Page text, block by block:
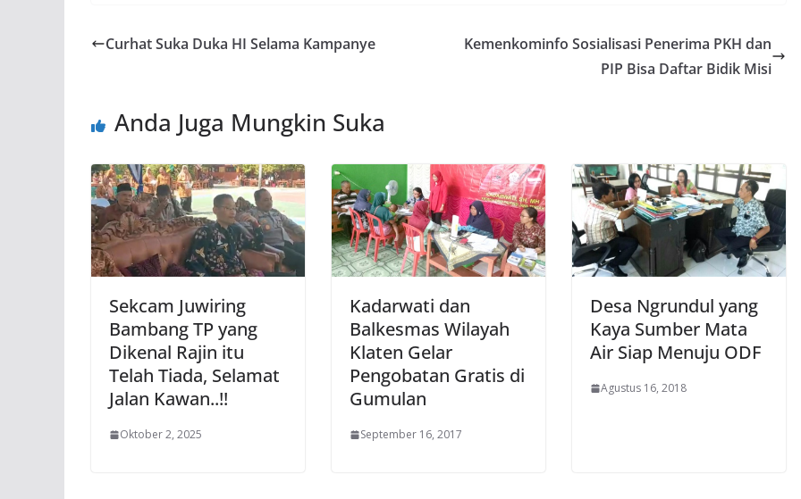
Curhat Suka Duka HI Selama Kampanye
Kemenkominfo Sosialisasi Penerima PKH dan
PIP Bisa Daftar Bidik Misi
Anda Juga Mungkin Suka
Sekcam Juwiring
Bambang TP yang
Dikenal Rajin itu
Telah Tiada, Selamat
Jalan Kawan..!!
Oktober 2, 2025
Kadarwati dan
Balkesmas Wilayah
Klaten Gelar
Pengobatan Gratis di
Gumulan
September 16, 2017
Desa Ngrundul yang
Kaya Sumber Mata
Air Siap Menuju ODF
Agustus 16, 2018